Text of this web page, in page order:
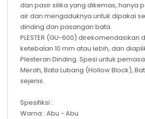
dan pasir silika yang dikemas, hanya
air dan mengaduknya untuk dipakai
dinding dan pasangan bata.
PLESTER (GU-600) direkomendasikan
ketebalan 10 mm atau lebih, dan
Plesteran Dinding. Spesi untuk
Merah, Bata Lubang (Hollow Block),
sejenis.
Spesifiksi :
Warna : Abu - Abu